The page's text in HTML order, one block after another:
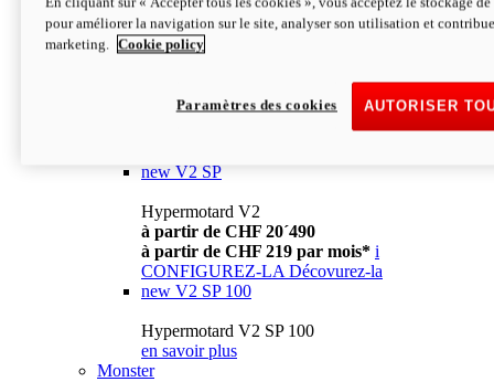
à partir de CHF 13´990 i
CONFIGUREZ-LA Décovurez-la
newV2
à partir de CHF 15´990
à partir de CHF 169 par mois* i
new V2 SP
Hypermotard V2
à partir de CHF 20´490
à partir de CHF 219 par mois* i
CONFIGUREZ-LA Décovurez-la
new V2 SP 100
Hypermotard V2 SP 100
en savoir plus
Monster
pour améliorer la navigation sur le site, analyser son utilisation et
marketing.
Cookie policy
AUTORISER
Paramètres des cookies